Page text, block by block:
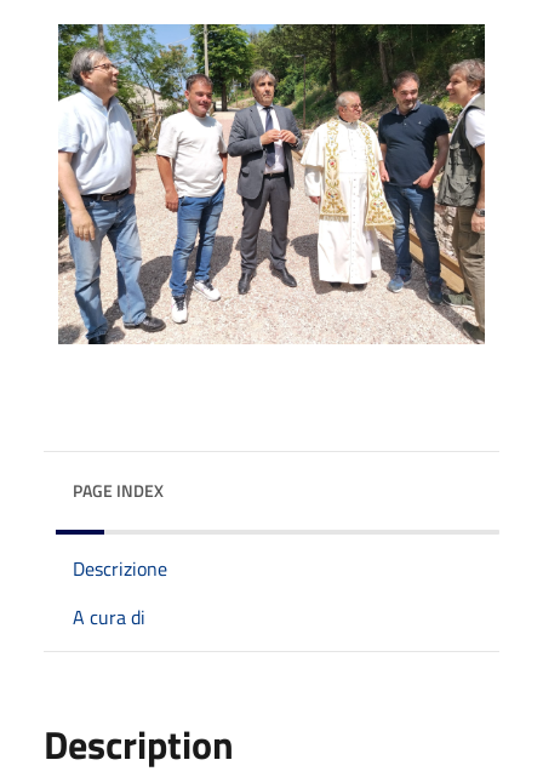
PAGE INDEX
Descrizione
A cura di
Description